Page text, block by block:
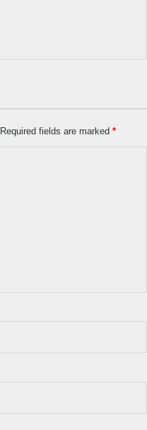
Required fields are marked *